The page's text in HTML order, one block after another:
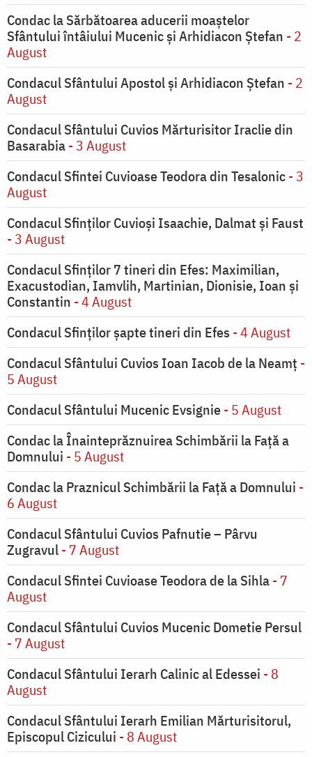
Condac la Sărbătoarea aducerii moaştelor
Sfântului întâiului Mucenic şi Arhidiacon Ştefan - 2
August
Condacul Sfântului Apostol și Arhidiacon Ștefan - 2
August
Condacul Sfântului Cuvios Mărturisitor Iraclie din
Basarabia- 3 August
Condacul Sfintei Cuvioase Teodora din Tesalonic- 3
August
Condacul Sfinţilor Cuvioşi Isaachie, Dalmat şi Faust
- 3 August
Condacul Sfinţilor 7 tineri din Efes: Maximilian,
Exacustodian, Iamvlih, Martinian, Dionisie, Ioan şi
Constantin - 4 August
Condacul Sfinţilor şapte tineri din Efes - 4 August
Condacul Sfântului Cuvios Ioan Iacob de la Neamț -
5 August
Condacul Sfântului Mucenic Evsignie- 5 August
Condac la Înainteprăznuirea Schimbării la Faţă a
Domnului - 5 August
Condac la Praznicul Schimbării la Faţă a Domnului -
6 August
Condacul Sfântului Cuvios Pafnutie – Pârvu
Zugravul- 7 August
Condacul Sfintei Cuvioase Teodora de la Sihla- 7
August
Condacul Sfântului Cuvios Mucenic Dometie Persul
- 7 August
Condacul Sfântului Ierarh Calinic al Edessei - 8
August
Condacul Sfântului Ierarh Emilian Mărturisitorul,
Episcopul Cizicului - 8 August